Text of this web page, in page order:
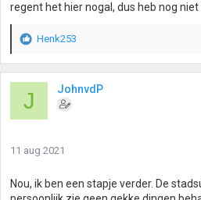
regent het hier nogal, dus heb nog
W
a
n
e
Henk253
J JohnvdP
11 aug 2021
Nou, ik ben een stapje verder. De